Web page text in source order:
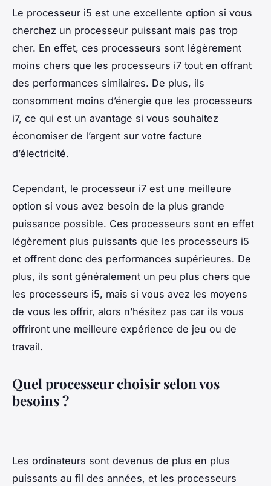
Le processeur i5 est une excellente option si vous
cherchez un processeur puissant mais pas trop
cher. En effet, ces processeurs sont légèrement
moins chers que les processeurs i7 tout en offrant
des performances similaires. De plus, ils
consomment moins d’énergie que les processeurs
i7, ce qui est un avantage si vous souhaitez
économiser de l’argent sur votre facture
d’électricité.
Cependant, le processeur i7 est une meilleure
option si vous avez besoin de la plus grande
puissance possible. Ces processeurs sont en effet
légèrement plus puissants que les processeurs i5
et offrent donc des performances supérieures. De
plus, ils sont généralement un peu plus chers que
les processeurs i5, mais si vous avez les moyens
de vous les offrir, alors n’hésitez pas car ils vous
offriront une meilleure expérience de jeu ou de
travail.
Quel processeur choisir selon vos
besoins ?
Les ordinateurs sont devenus de plus en plus
puissants au fil des années, et les processeurs